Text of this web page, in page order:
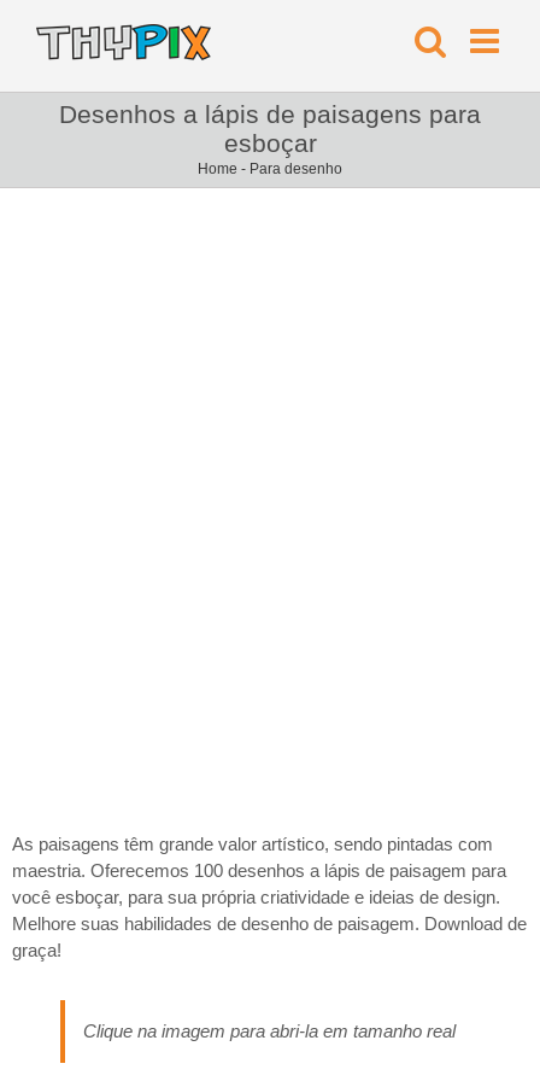
Desenhos a lápis de paisagens para
esboçar
Home - Para desenho
As paisagens têm grande valor artístico, sendo pintadas com
maestria. Oferecemos 100 desenhos a lápis de paisagem para
você esboçar, para sua própria criatividade e ideias de design.
Melhore suas habilidades de desenho de paisagem. Download de
graça!
Clique na imagem para abri-la em tamanho real